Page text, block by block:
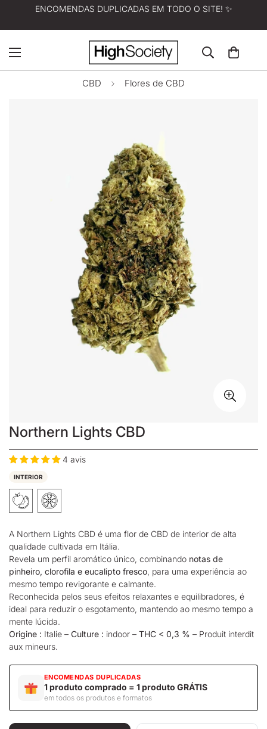
ENCOMENDAS DUPLICADAS EM TODO O SITE! ✨
CBD Flores de CBD
Northern Lights CBD
4 avis
INTERIOR
A Northern Lights CBD é uma flor de CBD de interior de alta
qualidade cultivada em Itália.
Revela um perfil aromático único, combinando notas de
pinheiro, clorofila e eucalipto fresco, para uma experiência ao
mesmo tempo revigorante e calmante.
Reconhecida pelos seus efeitos relaxantes e equilibradores, é
ideal para reduzir o esgotamento, mantendo ao mesmo tempo a
mente lúcida.
Origine : Italie – Culture : indoor – THC < 0,3 % – Produit interdit
aux mineurs.
ENCOMENDAS DUPLICADAS
1 produto comprado = 1 produto GRÁTIS
em todos os produtos e formatos